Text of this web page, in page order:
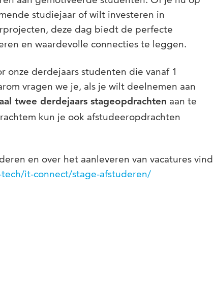
studiejaar of wilt investeren in
deze dag biedt de perfecte
en waardevolle connecties te leggen.
onze derdejaars studenten die vanaf 1
vragen we je, als je wilt deelnemen aan
twee derdejaars stageopdrachten aan te
kun je ook afstudeeropdrachten
en over het aanleveren van vacatures vind
it-connect/stage-afstuderen/